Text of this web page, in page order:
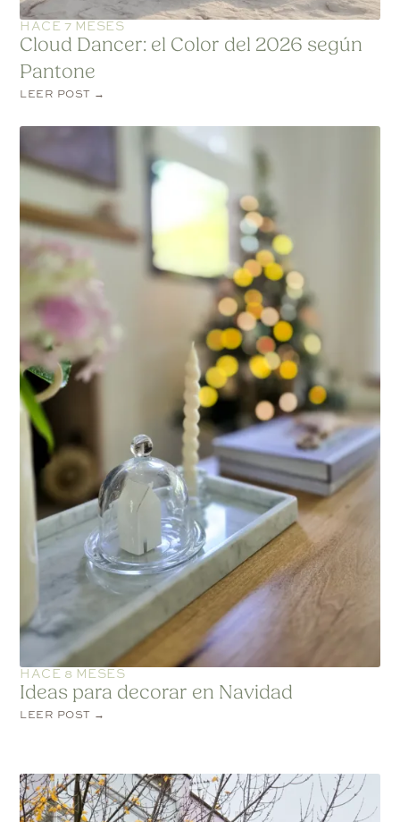
HACE 7 MESES
Cloud Dancer: el Color del 2026 según
Pantone
LEER POST →
HACE 8 MESES
Ideas para decorar en Navidad
LEER POST →